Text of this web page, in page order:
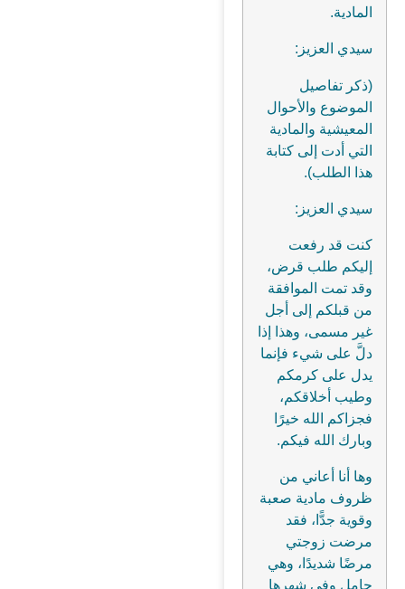
المادية.
سيدي العزيز:
(ذكر تفاصيل
الموضوع والأحوال
المعيشية والمادية
التي أدت إلى كتابة
هذا الطلب).
سيدي العزيز:
كنت قد رفعت
إليكم طلب قرض،
وقد تمت الموافقة
من قبلكم إلى أجل
غير مسمى، وهذا إذا
دلَّ على شيء فإنما
يدل على كرمكم
وطيب أخلاقكم،
فجزاكم الله خيرًا
وبارك الله فيكم.
وها أنا أعاني من
ظروف مادية صعبة
وقوية جدًّا، فقد
مرضت زوجتي
مرضًا شديدًا، وهي
حامل وفي شهرها